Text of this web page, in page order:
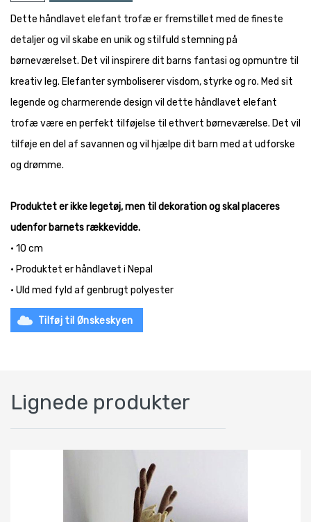
Dette håndlavet elefant trofæ er fremstillet med de fineste
detaljer og vil skabe en unik og stilfuld stemning på
børneværelset. Det vil inspirere dit barns fantasi og opmuntre til
kreativ leg. Elefanter symboliserer visdom, styrke og ro. Med sit
legende og charmerende design vil dette håndlavet elefant
trofæ være en perfekt tilføjelse til ethvert børneværelse. Det vil
tilføje en del af savannen og vil hjælpe dit barn med at udforske
og drømme.
Produktet er ikke legetøj, men til dekoration og skal placeres
udenfor barnets rækkevidde.
• 10 cm
• Produktet er håndlavet i Nepal
• Uld med fyld af genbrugt polyester
Tilføj til Ønskeskyen
Lignede produkter